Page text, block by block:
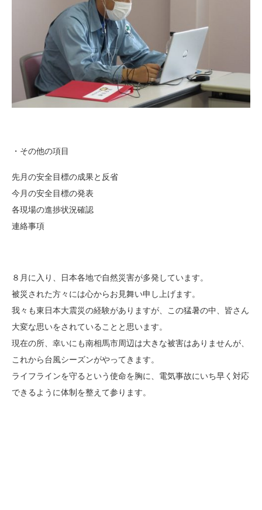
・その他の項目
先月の安全目標の成果と反省
今月の安全目標の発表
各現場の進捗状況確認
連絡事項
８月に入り、日本各地で自然災害が多発しています。
被災された方々には心からお見舞い申し上げます。
我々も東日本大震災の経験がありますが、この猛暑の中、皆さん
大変な思いをされていることと思います。
現在の所、幸いにも南相馬市周辺は大きな被害はありませんが、
これから台風シーズンがやってきます。
ライフラインを守るという使命を胸に、電気事故にいち早く対応
できるように体制を整えて参ります。